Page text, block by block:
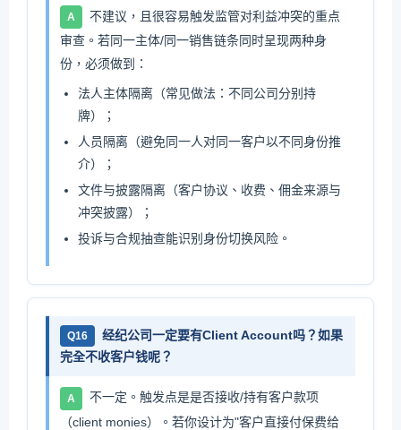
A
不建议，且很容易触发监管对利益冲突的重点
审查。若同一主体/同一销售链条同时呈现两种身
份，必须做到：
法人主体隔离（常见做法：不同公司分别持
牌）；
人员隔离（避免同一人对同一客户以不同身份推
介）；
文件与披露隔离（客户协议、收费、佣金来源与
冲突披露）；
投诉与合规抽查能识别身份切换风险。
Q16
经纪公司一定要有Client Account吗？如果
完全不收客户钱呢？
A
不一定。触发点是是否接收/持有客户款项
（client monies）。若你设计为"客户直接付保费给